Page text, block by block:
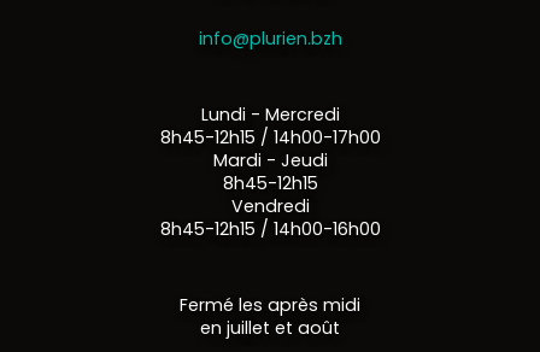
info@plurien.bzh
Lundi - Mercredi
8h45-12h15 / 14h00-17h00
Mardi - Jeudi
8h45-12h15
Vendredi
8h45-12h15 / 14h00-16h00
Fermé les après midi
en juillet et août